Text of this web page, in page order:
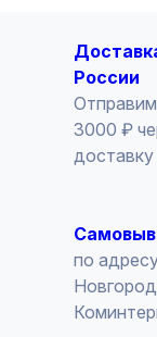
России
3000 ₽
по